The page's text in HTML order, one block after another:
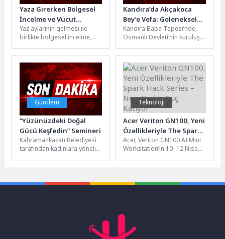
Yaza Girerken Bölgesel
İncelme ve Vücut
Şekillendirmede Medikal
Estetik Yaklaşımlar
Yaz aylarının gelmesi ile
birlikte bölgesel incelme,
şekillendirme
uygulamalarına olan ilgi...
Kandıra’da Akçakoca
Bey’e Vefa: Geleneksel
Anma Programı 13
Mayıs’ta
Kandıra Baba Tepesi’nde,
Osmanlı Devleti’nin kuruluş
komutanlarından Akçakoca
Bey ve silah arkadaşları
için...
Gündem
“Yüzünüzdeki Doğal
Gücü Keşfedin” Semineri
Kahramankazan Belediyesi
tarafından kadınlara yönelik
Lokali’nde gerçekleştirilen
Teknoloji
Acer Veriton GN100, Yeni
Özellikleriyle The Spark
Hack Series – New York’a
Güç Katıyor
Acer, Veriton GN100 AI Mini
Workstation’ın 10–12 Nisan